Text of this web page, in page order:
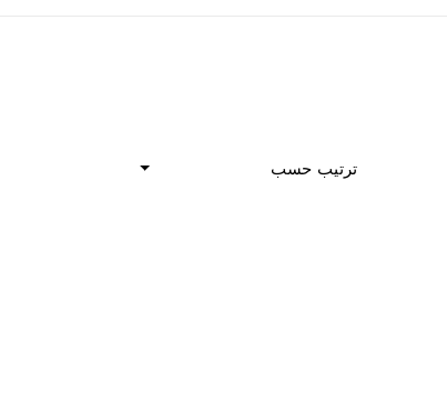
ترتيب حسب